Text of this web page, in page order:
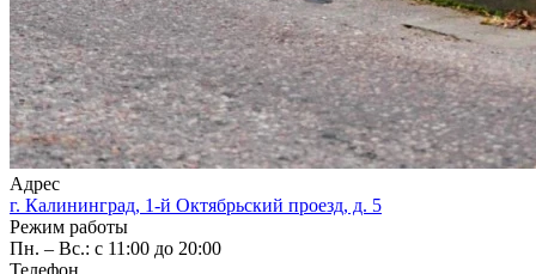
Адрес
г. Калининград, 1-й Октябрьский проезд, д. 5
Режим работы
Пн. – Вс.: с 11:00 до 20:00
Телефон